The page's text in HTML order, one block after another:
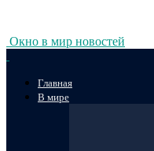
Окно в мир новостей
Главная
В мире